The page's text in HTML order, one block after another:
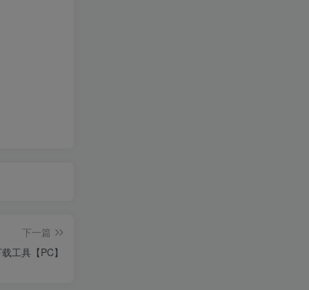
下一篇
工具【PC】